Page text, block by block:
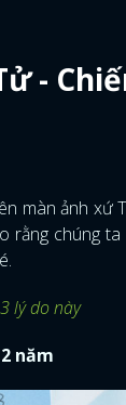
-
màn ảnh xứ
rằng chúng
lý do này
năm